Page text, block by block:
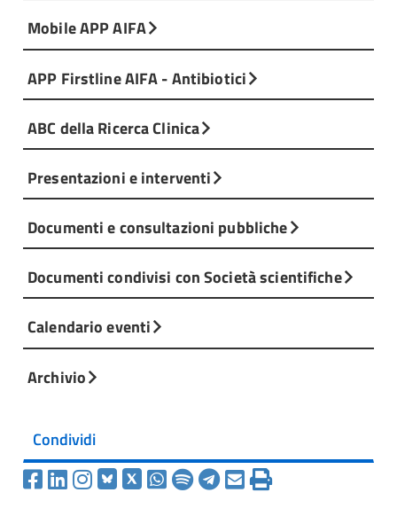
Mobile APP AIFA
APP Firstline AIFA - Antibiotici
ABC della Ricerca Clinica
Presentazioni e interventi
Documenti e consultazioni pubbliche
Documenti condivisi con Società scientifiche
Calendario eventi
Archivio
Condividi